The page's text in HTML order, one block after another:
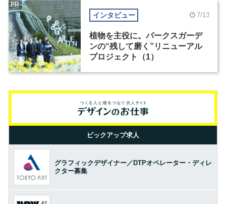
インタビュー 7/13
植物を主役に。パークスガーデ
ンの“残して磨く”リニューアル
プロジェクト（1）
PR
ピックアップ求人
グラフィックデザイナー／DTPオペレーター・ディレ
クター募集